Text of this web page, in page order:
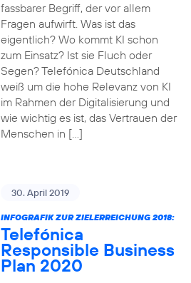
fassbarer Begriff, der vor allem
Fragen aufwirft. Was ist das
eigentlich? Wo kommt KI schon
zum Einsatz? Ist sie Fluch oder
Segen? Telefónica Deutschland
weiß um die hohe Relevanz von KI
im Rahmen der Digitalisierung und
wie wichtig es ist, das Vertrauen der
Menschen in […]
30. April 2019
INFOGRAFIK ZUR ZIELERREICHUNG 2018:
Telefónica
Responsible Business
Plan 2020